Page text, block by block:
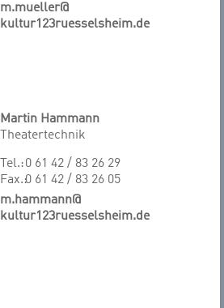
m.mueller@
kultur123ruesselsheim.de
Martin Hammann
Theatertechnik
Tel.:0 61 42 / 83 26 29
Fax.:0 61 42 / 83 26 05
m.hammann@
kultur123ruesselsheim.de